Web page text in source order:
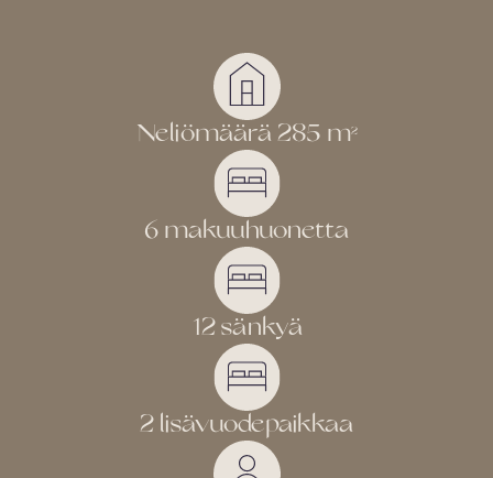
Kahvinkeitin ja vedenkeitin
Neliömäärä 285 m2
6 makuuhuonetta
12 sänkyä
2 lisävuodepaikkaa